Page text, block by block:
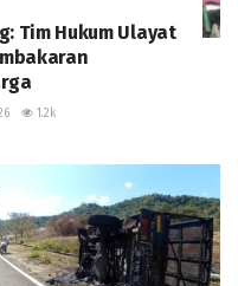
Tim Hukum Ulayat
1.2k